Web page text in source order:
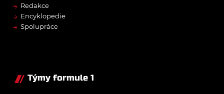
→ Redakce
→ Encyklopedie
→ Spolupráce
Týmy formule 1